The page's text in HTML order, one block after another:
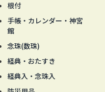
根付
手帳・カレンダー・神宮
館
念珠(数珠)
経典・おたすき
経典入・念珠入